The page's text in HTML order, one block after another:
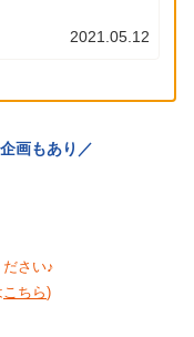
2021.05.12
画もあり／
さい♪
こちら)